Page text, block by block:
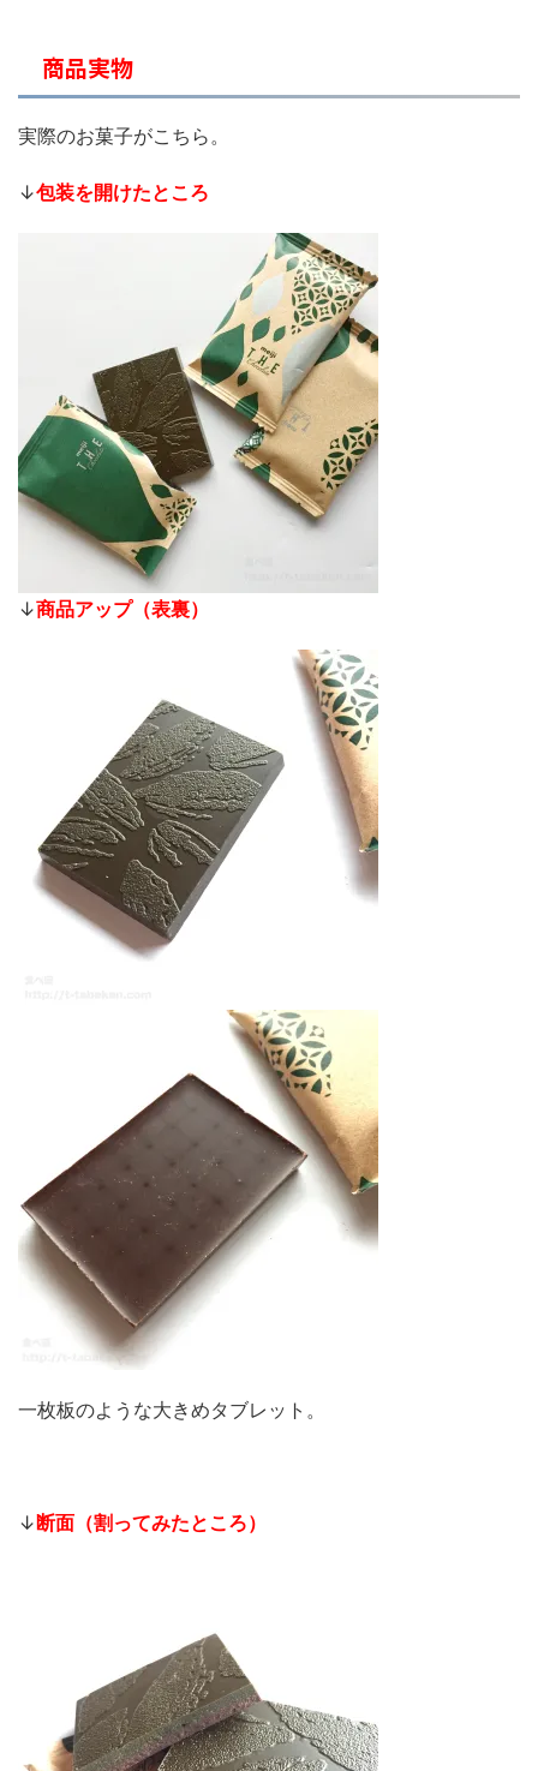
商品実物
実際のお菓子がこちら。
↓包装を開けたところ
↓商品アップ（表裏）
一枚板のような大きめタブレット。
↓断面（割ってみたところ）